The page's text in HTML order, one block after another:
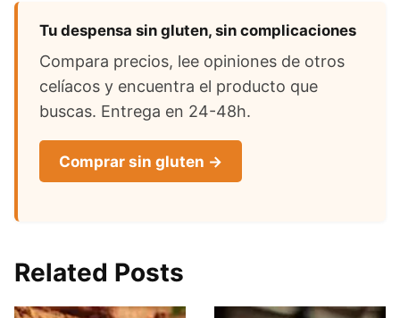
Tu despensa sin gluten, sin complicaciones
Compara precios, lee opiniones de otros
celíacos y encuentra el producto que
buscas. Entrega en 24-48h.
Comprar sin gluten →
Related Posts